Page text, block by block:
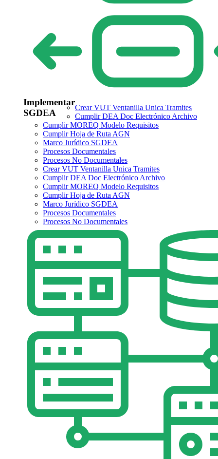
Implementar
SGDEA
Crear VUT Ventanilla Unica Tramites
Cumplir DEA Doc Electrónico Archivo
Cumplir MOREQ Modelo Requisitos
Cumplir Hoja de Ruta AGN
Marco Jurídico SGDEA
Procesos Documentales
Procesos No Documentales
Crear VUT Ventanilla Unica Tramites
Cumplir DEA Doc Electrónico Archivo
Cumplir MOREQ Modelo Requisitos
Cumplir Hoja de Ruta AGN
Marco Jurídico SGDEA
Procesos Documentales
Procesos No Documentales